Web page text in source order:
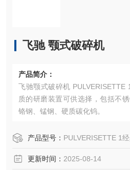
飞驰 颚式破碎机
产品简介：
飞驰颚式破碎机
质的研磨装置可供选择，包括不
铬钢、锰钢、硬质碳化钨。
产品型号： PULVERISETTE 1
更新时间： 2025-08-14